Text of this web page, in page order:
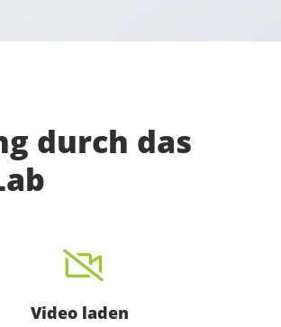
durch das
Video laden